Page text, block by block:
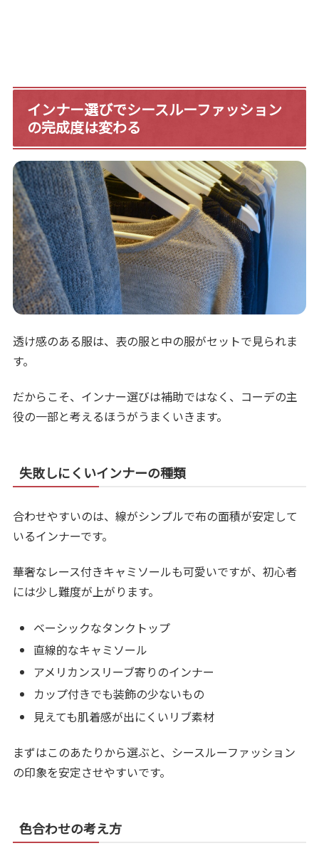
インナー選びでシースルーファッション
の完成度は変わる
透け感のある服は、表の服と中の服がセットで見られま
す。
だからこそ、インナー選びは補助ではなく、コーデの主
役の一部と考えるほうがうまくいきます。
失敗しにくいインナーの種類
合わせやすいのは、線がシンプルで布の面積が安定して
いるインナーです。
華奢なレース付きキャミソールも可愛いですが、初心者
には少し難度が上がります。
ベーシックなタンクトップ
直線的なキャミソール
アメリカンスリーブ寄りのインナー
カップ付きでも装飾の少ないもの
見えても肌着感が出にくいリブ素材
まずはこのあたりから選ぶと、シースルーファッション
の印象を安定させやすいです。
色合わせの考え方